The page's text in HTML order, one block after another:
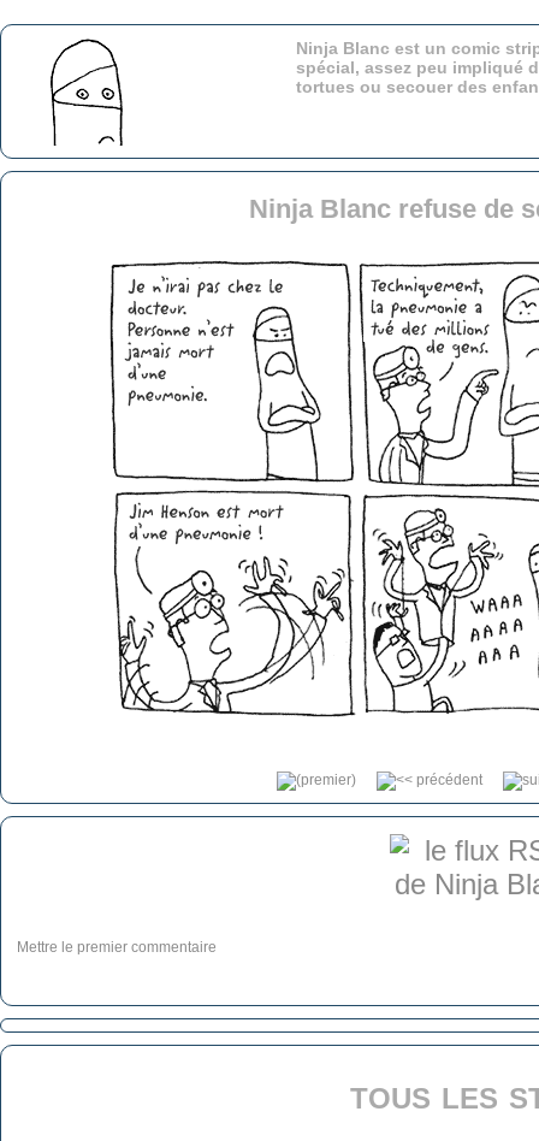
Ninja Blanc est un comic
spécial, assez peu impliqué
tortues ou secouer des
Ninja Blanc refuse de
Mettre le premier commentaire
tous les